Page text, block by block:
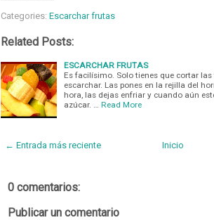
Categories: Escarchar frutas
Related Posts:
ESCARCHAR FRUTAS
Es facilísimo. Solo tienes que cortar
escarchar. Las pones en la rejilla del
hora, las dejas enfriar y cuando aún
azúcar. …
Read More
← Entrada más reciente Inicio
0 comentarios:
Publicar un comentario